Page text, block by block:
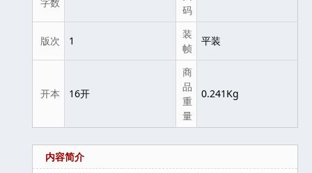
码
版次 1
装
帧
平装
开本 16开
商
品
重
量
0.241Kg
内容简介